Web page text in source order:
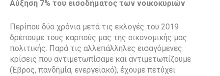
Αύξηση 7% του εισοδήματος των νοικοκυριών
Περίπου δύο χρόνια μετά τις εκλογές του 2019
δρέπουμε τους καρπούς μας της οικονομικής μας
πολιτικής. Παρά τις αλλεπάλληλες εισαγόμενες
κρίσεις που αντιμετωπίσαμε και αντιμετωπίζουμε
(Έβρος, πανδημία, ενεργειακό), έχουμε πετύχει